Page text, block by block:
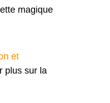
magique
et
plus sur la